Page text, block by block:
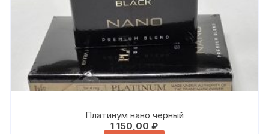
Платинум нано чёрный
1 150,00₽